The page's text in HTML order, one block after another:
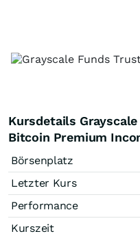
Kursdetails
Bitcoin Premium
Börsenplatz
Letzter Kurs
Performance
Kurszeit